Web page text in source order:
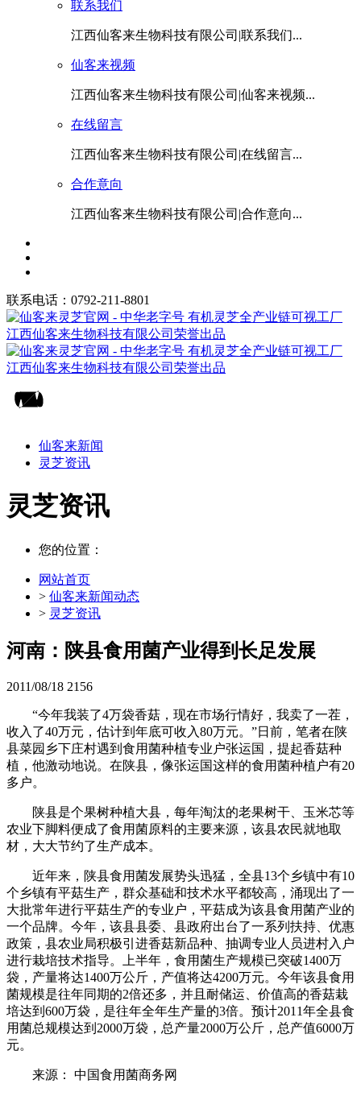
联系我们
江西仙客来生物科技有限公司|联系我们...
仙客来视频
江西仙客来生物科技有限公司|仙客来视频...
在线留言
江西仙客来生物科技有限公司|在线留言...
合作意向
江西仙客来生物科技有限公司|合作意向...
联系电话：0792-211-8801
仙客来新闻
灵芝资讯
灵芝资讯
您的位置：
网站首页
> 仙客来新闻动态
> 灵芝资讯
河南：陕县食用菌产业得到长足发展
2011/08/18 2156
“今年我装了4万袋香菇，现在市场行情好，我卖了一茬，
收入了40万元，估计到年底可收入80万元。”日前，笔者在陕
县菜园乡下庄村遇到食用菌种植专业户张运国，提起香菇种
植，他激动地说。在陕县，像张运国这样的食用菌种植户有20
多户。
陕县是个果树种植大县，每年淘汰的老果树干、玉米芯等
农业下脚料便成了食用菌原料的主要来源，该县农民就地取
材，大大节约了生产成本。
近年来，陕县食用菌发展势头迅猛，全县13个乡镇中有10
个乡镇有平菇生产，群众基础和技术水平都较高，涌现出了一
大批常年进行平菇生产的专业户，平菇成为该县食用菌产业的
一个品牌。今年，该县县委、县政府出台了一系列扶持、优惠
政策，县农业局积极引进香菇新品种、抽调专业人员进村入户
进行栽培技术指导。上半年，食用菌生产规模已突破1400万
袋，产量将达1400万公斤，产值将达4200万元。今年该县食用
菌规模是往年同期的2倍还多，并且耐储运、价值高的香菇栽
培达到600万袋，是往年全年生产量的3倍。预计2011年全县食
用菌总规模达到2000万袋，总产量2000万公斤，总产值6000万
元。
来源： 中国食用菌商务网